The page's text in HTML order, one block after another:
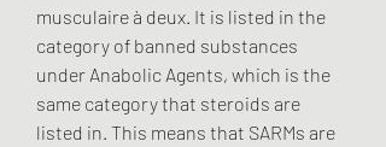
musculaire à deux. It is listed in the
category of banned substances
under Anabolic Agents, which is the
same category that steroids are
listed in. This means that SARMs are